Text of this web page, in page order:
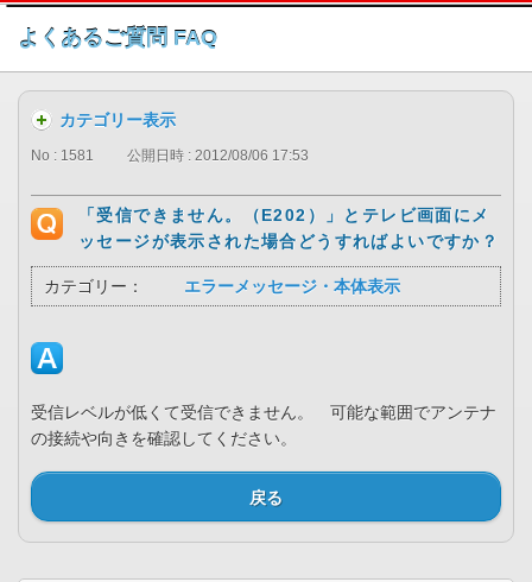
このページの本文へ
よくあるご質問 FAQ
カテゴリー表示
No : 1581 公開日時 : 2012/08/06 17:53
「受信できません。（E202）」とテレビ画面にメ
ッセージが表示された場合どうすればよいですか？
カテゴリー： エラーメッセージ・本体表示
受信レベルが低くて受信できません。 可能な範囲でアンテナ
の接続や向きを確認してください。
戻る